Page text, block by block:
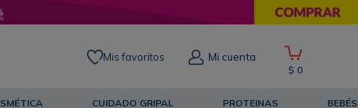
Mis favoritos Mi cuenta
$ 0
CUIDADO GRIPAL PROTEINAS BEBÉS